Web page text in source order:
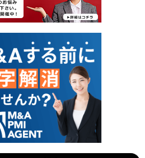
ご
譲
渡
の
策
｜
規
約
を
守
り
実
績
を
継
承
す
る
相
場
は
？
高
で
売
る
L
T
V
評
価
と
M
法